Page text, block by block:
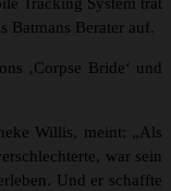
Tracking System trat
Batmans Berater auf.
‚Corpse Bride‘ und
Willis, meint: „Als
war sein
Und er schaffte